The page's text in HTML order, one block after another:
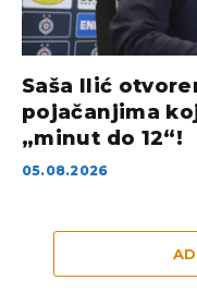
Saša Ilić
pojačanjima
„minut do 12“!
05.08.2026